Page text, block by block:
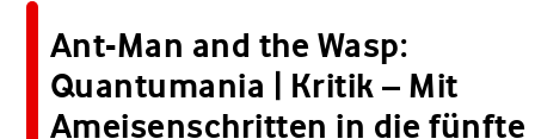
Ant-Man and the Wasp:
Quantumania | Kritik – Mit
Ameisenschritten in die fünfte